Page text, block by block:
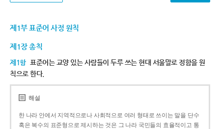
제1부 표준어 사정 원칙
제1장 총칙
제1항 표준어는 교양 있는 사람들이 두루 쓰는 현대 서울말로 정함을 원
칙으로 한다.
해설
한 나라 안에서 지역적으로나 사회적으로 여러 형태로 쓰이는 말을 단수
혹은 복수의 표준형으로 제시하는 것은 그 나라 국민들의 효율적이고 통